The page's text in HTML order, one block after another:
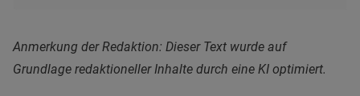
Anmerkung der Redaktion: Dieser Text wurde auf
Grundlage redaktioneller Inhalte durch eine KI optimiert.